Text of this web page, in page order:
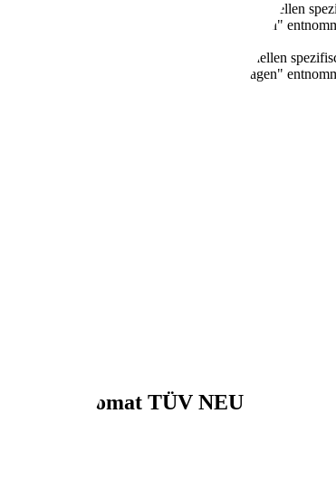
offiziellen Kraftstoffverbrauch und den offiziellen
Stromverbrauch neuer Personenkraftwagen"
offiziellen Kraftstoffverbrauch und den offiziellen
Stromverbrauch neuer Personenkraftwagen"
Tempomat TÜV NEU